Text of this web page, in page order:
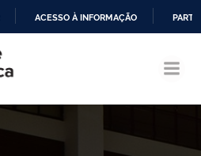
CONTEÚDO
ACESSO À INFORMAÇÃO